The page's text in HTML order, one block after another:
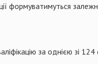
формуватимуться
за однією зі 124